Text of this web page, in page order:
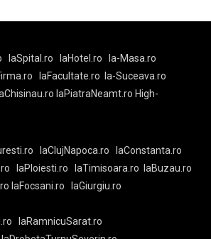
laSpital.ro laHotel.ro
la-Masa.ro
laFacultate.ro
la-Suceava.ro
laPiatraNeamt.ro High-
laClujNapoca.ro
laConstanta.ro
laPloiesti.ro laTimisoara.ro
laBuzau.ro
laFocsani.ro
laGiurgiu.ro
laRamnicuSarat.ro